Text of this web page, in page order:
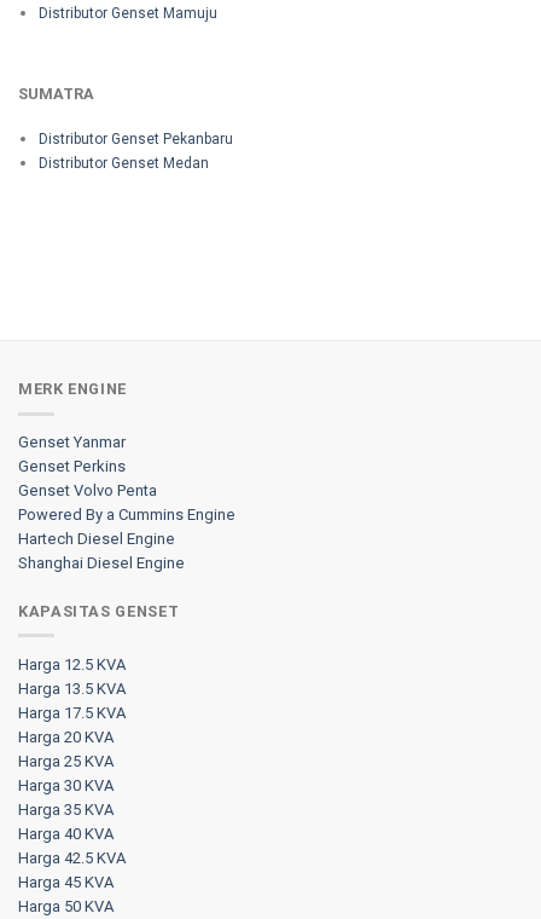
Distributor Genset Mamuju
SUMATRA
Distributor Genset Pekanbaru
Distributor Genset Medan
MERK ENGINE
Genset Yanmar
Genset Perkins
Genset Volvo Penta
Powered By a Cummins Engine
Hartech Diesel Engine
Shanghai Diesel Engine
KAPASITAS GENSET
Harga 12.5 KVA
Harga 13.5 KVA
Harga 17.5 KVA
Harga 20 KVA
Harga 25 KVA
Harga 30 KVA
Harga 35 KVA
Harga 40 KVA
Harga 42.5 KVA
Harga 45 KVA
Harga 50 KVA